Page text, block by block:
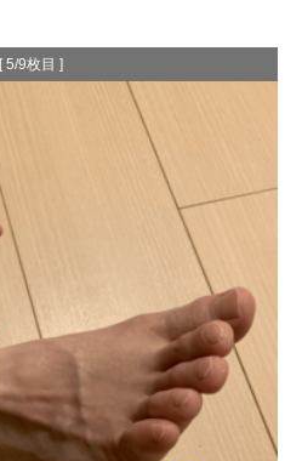
[ 5/9枚目 ]